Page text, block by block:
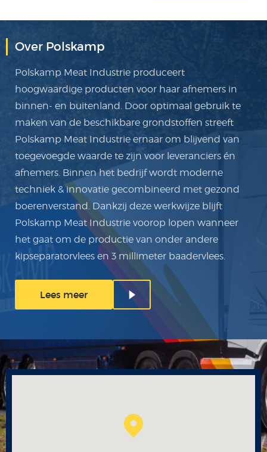
Over Polskamp
Polskamp Meat Industrie produceert
hoogwaardige producten voor haar afnemers in
binnen- en buitenland. Door optimaal gebruik te
maken van de beschikbare grondstoffen streeft
Polskamp Meat Industrie ernaar om blijvend van
toegevoegde waarde te zijn voor leveranciers én
afnemers. Binnen het bedrijf wordt moderne
techniek & innovatie gecombineerd met gezond
boerenverstand. Dankzij deze werkwijze blijft
Polskamp Meat Industrie voorop lopen wanneer
het gaat om de productie van onder andere
kipseparatorvlees en 3 millimeter baadervlees.
Lees meer